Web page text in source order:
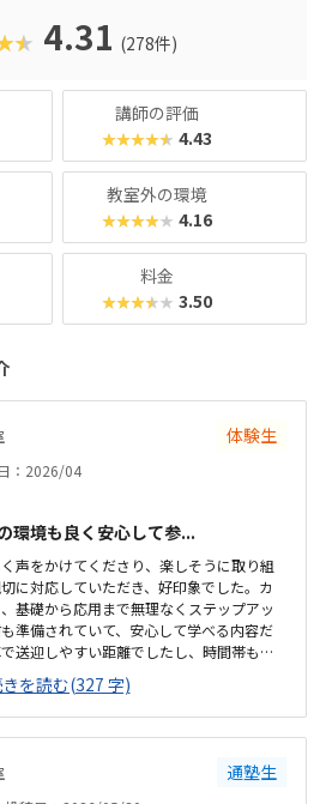
ンジできます。基礎カリキュラムは
の生徒に向けた「エキスパート編」
Robotics Challenge（UR
上げるなど、ますます子どものやる
なっています。
4.31 (278件)
講師の評価
★★★★★ 4.43
教室外の環境
★★★★★ 4.16
料金
★★★★★ 3.50
体験生
：2026/04
環境も良く安心して参...
声をかけてくださり、楽しそうに取り組
に対応していただき、好印象でした。カ
基礎から応用まで無理なくステップアッ
準備されていて、安心して学べる内容だ
送迎しやすい距離でしたし、時間帯も無
て続けられそうです。教材がきちんと整
る環境だと感じました。教室全体の雰囲
すかったです。ロボット教材や指導の質
思います。。内容に見合った価格だと感
ました。
を読む(327 字)
通塾生